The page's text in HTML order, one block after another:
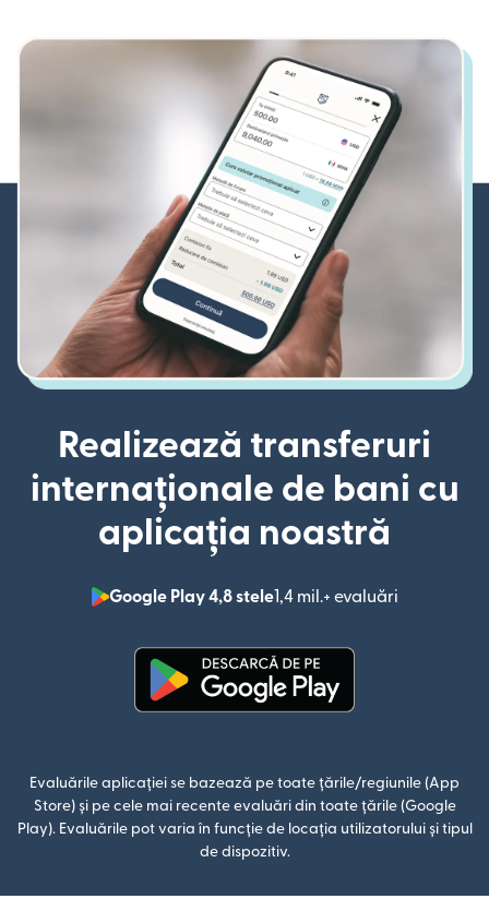
Realizează transferuri
internaționale de bani cu
aplicația noastră
Google Play 4,8 stele1,4 mil.+ evaluări
(se
Evaluările aplicației se bazează pe toate țările/regiunile (App
Store) și pe cele mai recente evaluări din toate țările (Google
Play). Evaluările pot varia în funcție de locația utilizatorului și tipul
de dispozitiv.